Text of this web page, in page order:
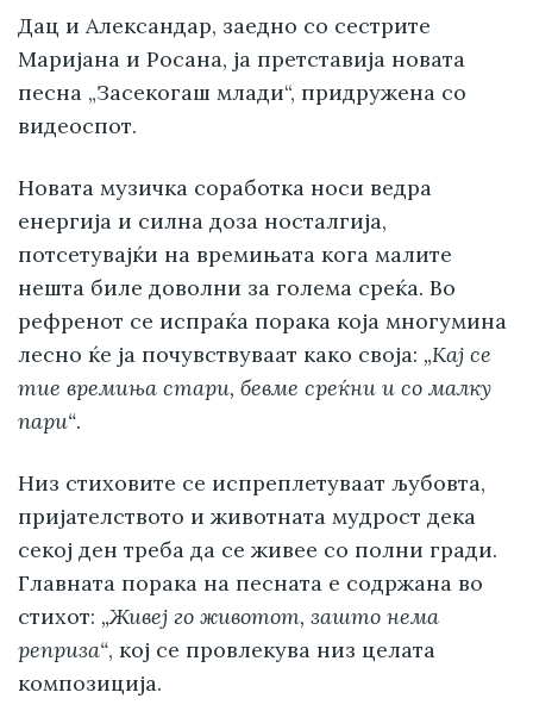
Дац и Александар, заедно со сестрите
Маријана и Росана, ја претставија новата
песна „Засекогаш млади“, придружена со
видеоспот.
Новата музичка соработка носи ведра
енергија и силна доза носталгија,
потсетувајќи на времињата кога малите
нешта биле доволни за голема среќа. Во
рефренот се испраќа порака која многумина
лесно ќе ја почувствуваат како своја: „Кај се
тие времиња стари, бевме среќни и со малку
пари“.
Низ стиховите се испреплетуваат љубовта,
пријателството и животната мудрост дека
секој ден треба да се живее со полни гради.
Главната порака на песната е содржана во
стихот: „Живеј го животот, зашто нема
реприза“, кој се провлекува низ целата
композиција.